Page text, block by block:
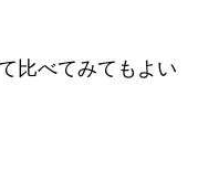
比べてみてもよい